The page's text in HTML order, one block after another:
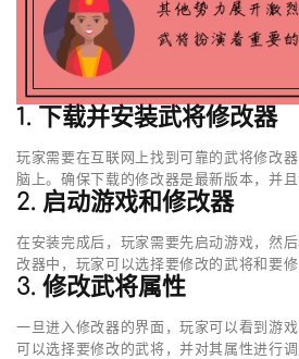
1. 下载并安装武将修改器
玩家需要在互联网上找到可靠的武将修改
脑上。确保下载的修改器是最新版本，并且
2. 启动游戏和修改器
在安装完成后，玩家需要先启动游戏，然
改器中，玩家可以选择要修改的武将和要修
3. 修改武将属性
一旦进入修改器的界面，玩家可以看到游
可以选择要修改的武将，并对其属性进行